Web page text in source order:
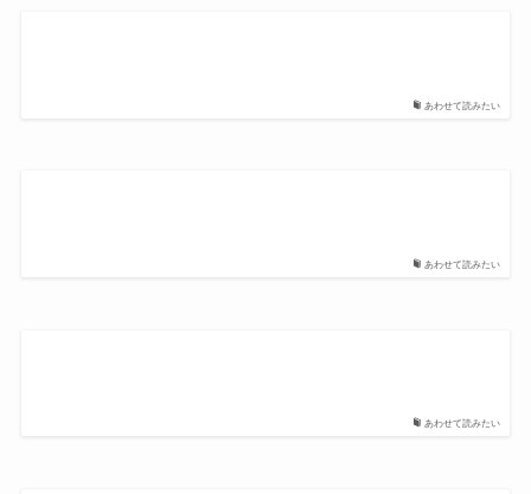
あわせて読みたい
あわせて読みたい
あわせて読みたい